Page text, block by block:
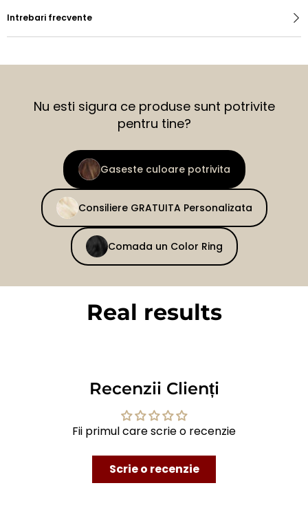
Intrebari frecvente
Nu esti sigura ce produse sunt potrivite
pentru tine?
Gaseste culoare potrivita
Consiliere GRATUITA Personalizata
Comada un Color Ring
Real results
Recenzii Clienți
Fii primul care scrie o recenzie
Scrie o recenzie